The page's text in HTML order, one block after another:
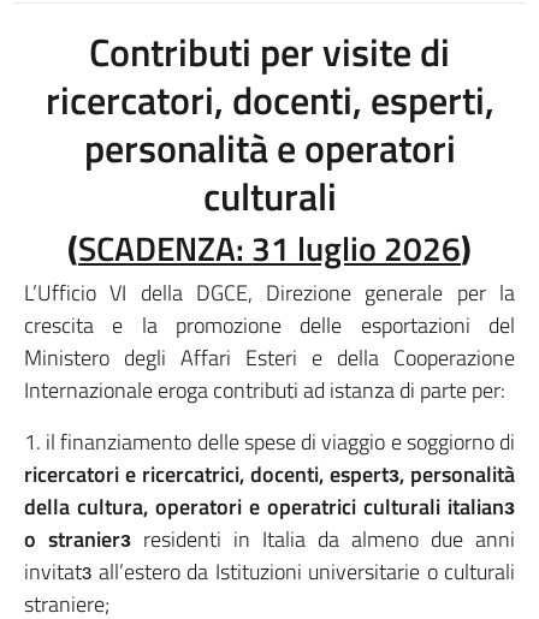
Contributi per visite di
ricercatori, docenti, esperti,
personalità e operatori
culturali
(SCADENZA: 31 luglio 2026)
L’Ufficio VI della DGCE, Direzione generale per la
crescita e la promozione delle esportazioni del
Ministero degli Affari Esteri e della Cooperazione
Internazionale eroga contributi ad istanza di parte per:
1. il finanziamento delle spese di viaggio e soggiorno di
ricercatori e ricercatrici, docenti, espertɜ, personalità
della cultura, operatori e operatrici culturali italianɜ
o stranierɜ residenti in Italia da almeno due anni
invitatɜ all’estero da Istituzioni universitarie o culturali
straniere;